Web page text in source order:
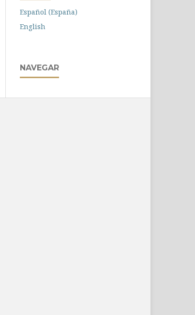
Español (España)
English
NAVEGAR